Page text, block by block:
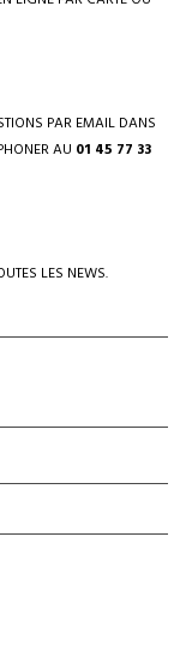
PAR EMAIL DANS
AU 01 45 77 33
LES NEWS.